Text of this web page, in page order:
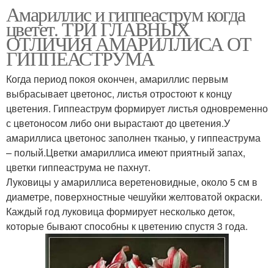
Амариллис и гиппеаструм когда
цветет. ТРИ ГЛАВНЫХ
ОТЛИЧИЯ АМАРИЛЛИСА ОТ
ГИППЕАСТРУМА
Когда период покоя окончен, амариллис первым
выбрасывает цветонос, листья отростоют к концу
цветения. Гиппеаструм формирует листья одновременно
с цветоносом либо они вырастают до цветения.У
амариллиса цветонос заполнен тканью, у гиппеаструма
– полый.Цветки амариллиса имеют приятный запах,
цветки гиппеаструма не пахнут.
Луковицы у амариллиса веретеновидные, около 5 см в
диаметре, поверхностные чешуйки желтоватой окраски.
Каждый год луковица формирует несколько деток,
которые бывают способны к цветению спустя 3 года.